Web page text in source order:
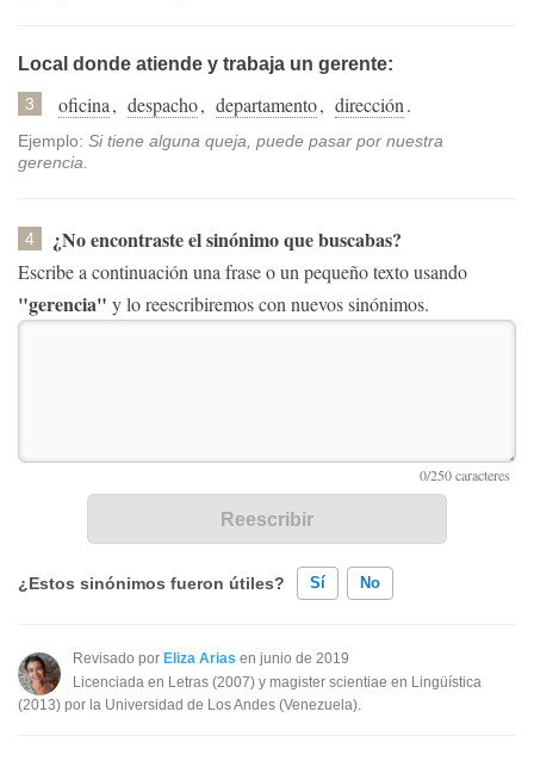
Local donde atiende y trabaja un gerente:
3 oficina, despacho, departamento, dirección.
Ejemplo: Si tiene alguna queja, puede pasar por nuestra
gerencia.
4 ¿No encontraste el sinónimo que buscabas?
Escribe a continuación una frase o un pequeño texto usando
"gerencia" y lo reescribiremos con nuevos sinónimos.
¿Estos sinónimos fueron útiles? Sí No
Existen sinónimos incorrectos
Ninguno de los sinónimos presentados me ayudó
Revisado por Eliza Arias en junio de 2019
Licenciada en Letras (2007) y magister scientiae en Lingüística
(2013) por la Universidad de Los Andes (Venezuela).